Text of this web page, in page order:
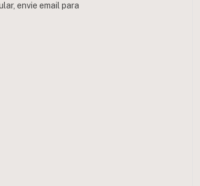
envie email para